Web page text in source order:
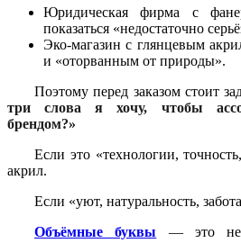
Юридическая фирма с
показаться «недостаточно
Эко-магазин с глянцевым
и «оторванным от природы».
Поэтому перед заказом стоит
три слова я хочу, чтобы
брендом?»
Если это «технологии,
акрил.
Если «уют, натуральность,
Объёмные буквы — это не